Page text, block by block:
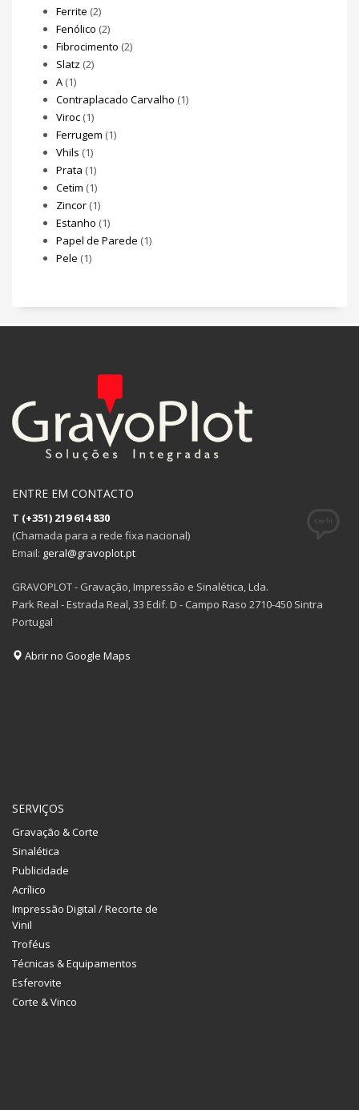
Ferrite (2)
Fenólico (2)
Fibrocimento (2)
Slatz (2)
A (1)
Contraplacado Carvalho (1)
Viroc (1)
Ferrugem (1)
Vhils (1)
Prata (1)
Cetim (1)
Zincor (1)
Estanho (1)
Papel de Parede (1)
Pele (1)
ENTRE EM CONTACTO
T (+351) 219 614 830
(Chamada para a rede fixa nacional)
Email: geral@gravoplot.pt
GRAVOPLOT - Gravação, Impressão e Sinalética, Lda.
Park Real - Estrada Real, 33 Edif. D - Campo Raso 2710-450 Sintra
Portugal
Abrir no Google Maps
SERVIÇOS
Gravação & Corte
Sinalética
Publicidade
Acrílico
Impressão Digital / Recorte de
Vinil
Troféus
Técnicas & Equipamentos
Esferovite
Corte & Vinco